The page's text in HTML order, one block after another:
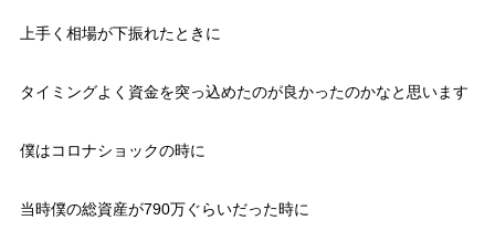
上手く相場が下振れたときに
タイミングよく資金を突っ込めたのが良かったのかなと思います
僕はコロナショックの時に
当時僕の総資産が790万ぐらいだった時に